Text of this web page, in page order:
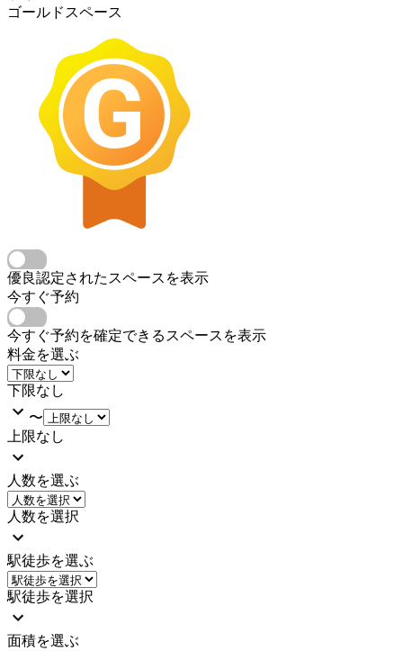
ゴールドスペース
優良認定されたスペースを表示
今すぐ予約
今すぐ予約を確定できるスペースを表示
料金を選ぶ
下限なし
〜
上限なし
人数を選ぶ
人数を選択
駅徒歩を選ぶ
駅徒歩を選択
面積を選ぶ